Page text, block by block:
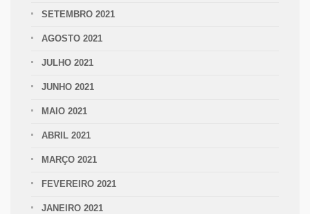
SETEMBRO 2021
AGOSTO 2021
JULHO 2021
JUNHO 2021
MAIO 2021
ABRIL 2021
MARÇO 2021
FEVEREIRO 2021
JANEIRO 2021